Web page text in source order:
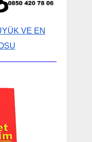
VE EN